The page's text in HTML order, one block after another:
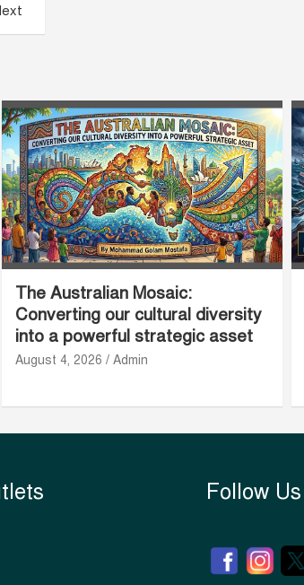
The Australian Mosaic:
Converting our cultural diversity
into a powerful strategic asset
August 4, 2026 Admin
Follow Us